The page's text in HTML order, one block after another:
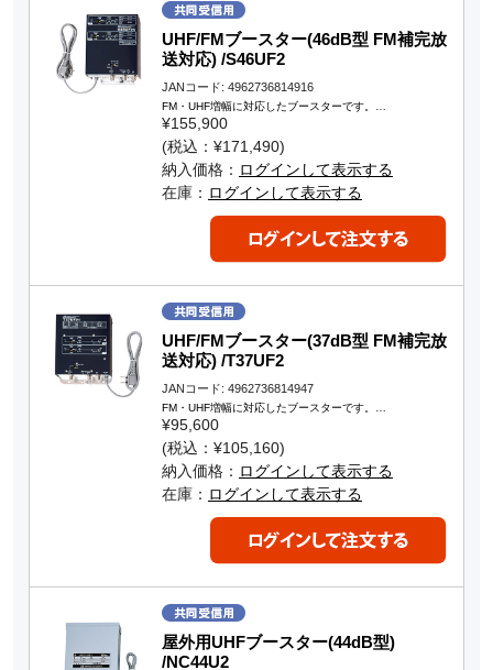
UHF/FMブースター(46dB型 FM補完放
送対応) /S46UF2
JANコード: 4962736814916
FM・UHF増幅に対応したブースターです。…
¥155,900
(税込：¥171,490)
納入価格： ログインして表示する
在庫： ログインして表示する
UHF/FMブースター(37dB型 FM補完放
送対応) /T37UF2
JANコード: 4962736814947
FM・UHF増幅に対応したブースターです。…
¥95,600
(税込：¥105,160)
納入価格： ログインして表示する
在庫： ログインして表示する
屋外用UHFブースター(44dB型)
/NC44U2